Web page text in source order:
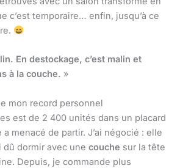
c’est temporaire… enfin, jusqu’à ce
En destockage, c’est malin et
à la couche. »
mon record personnel
est de 2 400 unités dans un placard
a menacé de partir. J’ai négocié : elle
dû dormir avec une couche sur la tête
Depuis, je commande plus